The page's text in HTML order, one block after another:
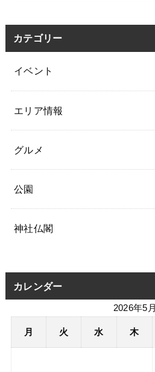
カテゴリー
イベント
エリア情報
グルメ
公園
神社仏閣
カレンダー
2026年5月
月 火 水 木